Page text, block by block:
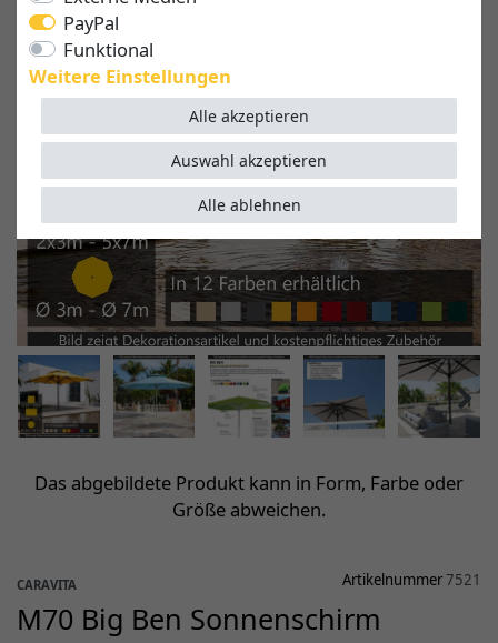
Das abgebildete Produkt kann in Form, Farbe oder
Größe abweichen.
CARAVITA Artikelnummer7521
M70 Big Ben Sonnenschirm
PayPal
Funktional
Weitere Einstellungen
Alle akzeptieren
Alle ablehnen
Auswahl akzeptieren